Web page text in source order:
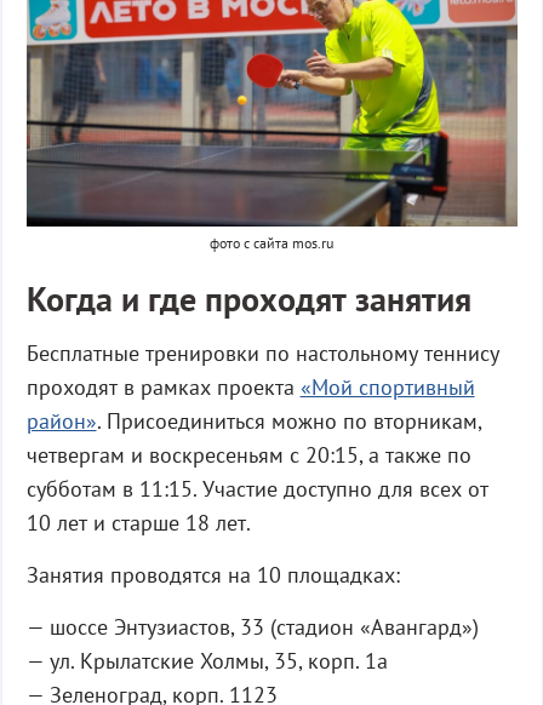
фото с сайта mos.ru
Когда и где проходят занятия
Бесплатные тренировки по настольному теннису
проходят в рамках проекта «Мой спортивный
район». Присоединиться можно по вторникам,
четвергам и воскресеньям с 20:15, а также по
субботам в 11:15. Участие доступно для всех от
10 лет и старше 18 лет.
Занятия проводятся на 10 площадках:
— шоссе Энтузиастов, 33 (стадион «Авангард»)
— ул. Крылатские Холмы, 35, корп. 1а
— Зеленоград, корп. 1123